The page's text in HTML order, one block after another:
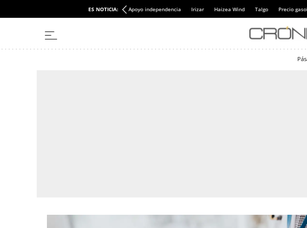
ES NOTICIA: Apoyo independencia Irizar Haizea Wind Talgo Precio